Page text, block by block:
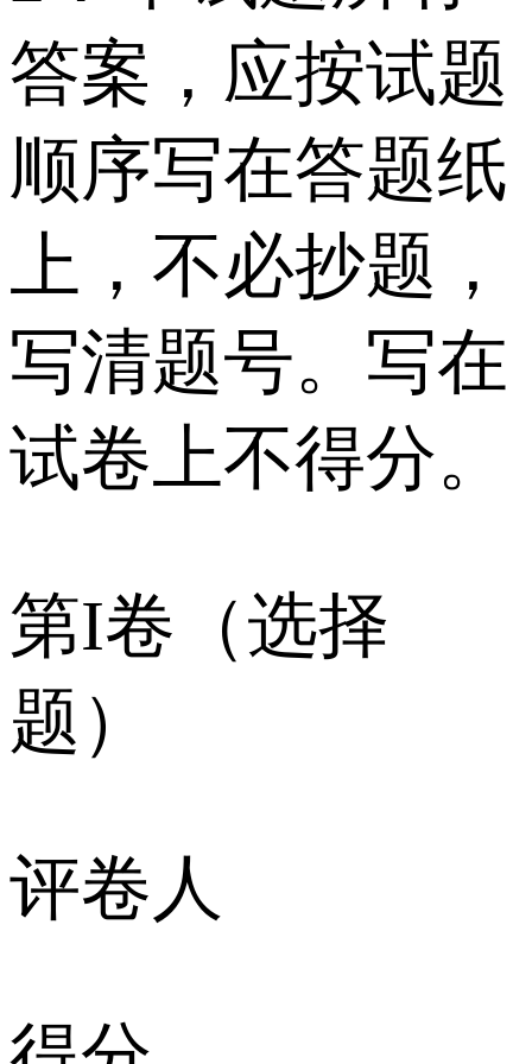
答案，应按试题
顺序写在答题纸
上，不必抄题，
写清题号。写在
试卷上不得分。
第I卷（选择
题）
评卷人